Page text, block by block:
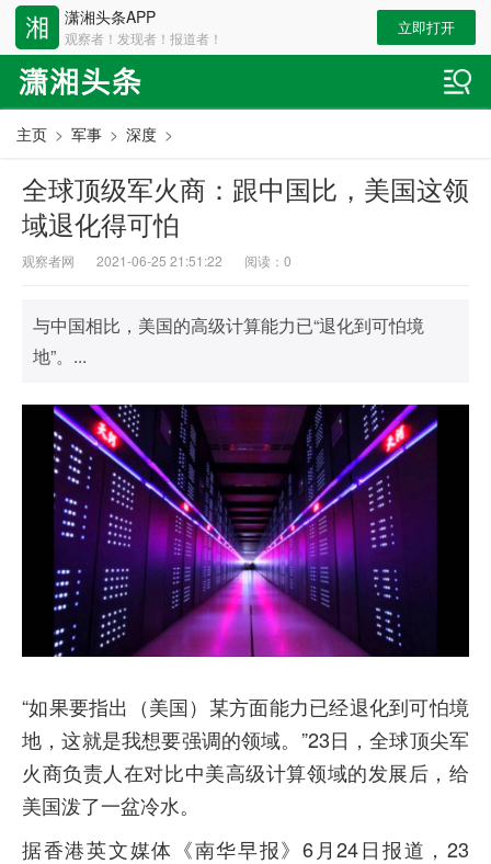
潇湘头条APP
观察者！发现者！报道者！
立即打开
主页 > 军事 > 深度 >
全球顶级军火商：跟中国比，美国这领
域退化得可怕
观察者网 2021-06-25 21:51:22 阅读： 0
与中国相比，美国的高级计算能力已“退化到可怕境
地”。...
“如果要指出（美国）某方面能力已经退化到可怕境
地，这就是我想要强调的领域。”23日，全球顶尖军
火商负责人在对比中美高级计算领域的发展后，给
美国泼了一盆冷水。
据香港英文媒体《南华早报》6月24日报道，23